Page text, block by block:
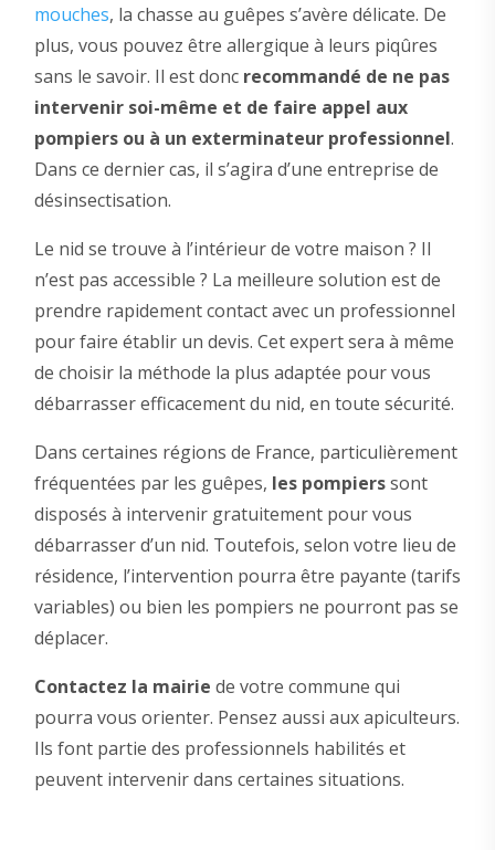
mouches, la chasse au guêpes s’avère délicate. De
plus, vous pouvez être allergique à leurs piqûres
sans le savoir. Il est donc recommandé de ne pas
intervenir soi-même et de faire appel aux
pompiers ou à un exterminateur professionnel.
Dans ce dernier cas, il s’agira d’une entreprise de
désinsectisation.
Le nid se trouve à l’intérieur de votre maison ? Il
n’est pas accessible ? La meilleure solution est de
prendre rapidement contact avec un professionnel
pour faire établir un devis. Cet expert sera à même
de choisir la méthode la plus adaptée pour vous
débarrasser efficacement du nid, en toute sécurité.
Dans certaines régions de France, particulièrement
fréquentées par les guêpes, les pompierssont
disposés à intervenir gratuitement pour vous
débarrasser d’un nid. Toutefois, selon votre lieu de
résidence, l’intervention pourra être payante (tarifs
variables) ou bien les pompiers ne pourront pas se
déplacer.
Contactez la mairie de votre commune qui
pourra vous orienter. Pensez aussi aux apiculteurs.
Ils font partie des professionnels habilités et
peuvent intervenir dans certaines situations.